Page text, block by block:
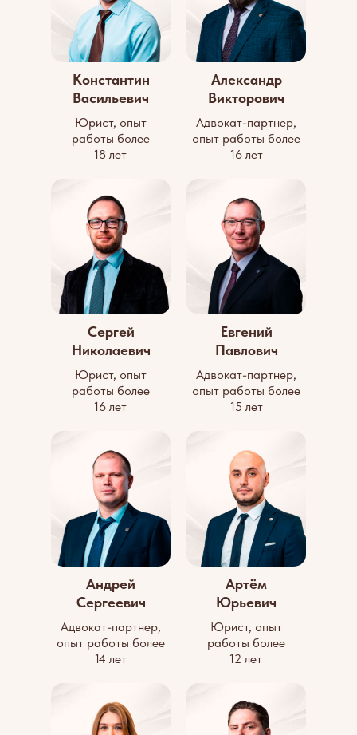
Константин
Васильевич
Юрист, опыт
работы более
18 лет
Александр
Викторович
Адвокат-партнер,
опыт работы более
16 лет
Сергей
Николаевич
Юрист, опыт
работы более
16 лет
Евгений
Павлович
Адвокат-партнер,
опыт работы более
15 лет
Андрей
Сергеевич
Адвокат-партнер,
опыт работы более
14 лет
Артём
Юрьевич
Юрист, опыт
работы более
12 лет